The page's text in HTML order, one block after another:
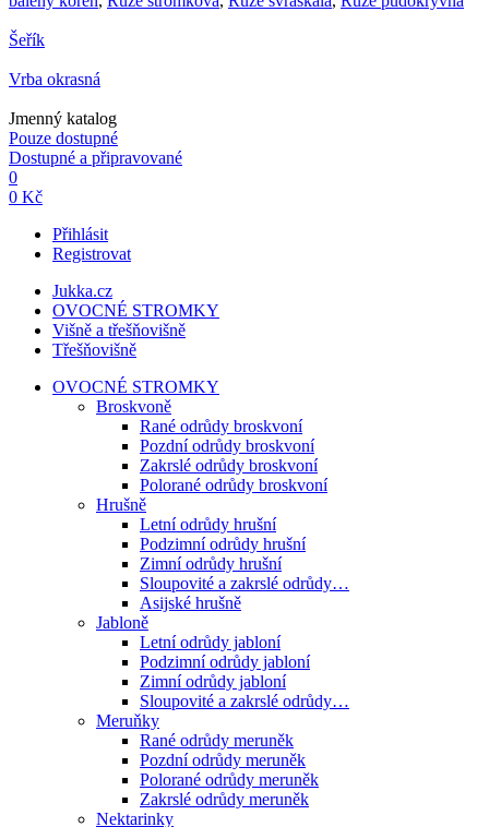
Šeřík
Vrba okrasná
Jmenný katalog
Pouze dostupné
Dostupné a připravované
0
0 Kč
Přihlásit
Registrovat
Jukka.cz
OVOCNÉ STROMKY
Višně a třešňovišně
Třešňovišně
OVOCNÉ STROMKY
Broskvoně
Rané odrůdy broskvoní
Pozdní odrůdy broskvoní
Zakrslé odrůdy broskvoní
Polorané odrůdy broskvoní
Hrušně
Letní odrůdy hrušní
Podzimní odrůdy hrušní
Zimní odrůdy hrušní
Sloupovité a zakrslé odrůdy…
Asijské hrušně
Jabloně
Letní odrůdy jabloní
Podzimní odrůdy jabloní
Zimní odrůdy jabloní
Sloupovité a zakrslé odrůdy…
Meruňky
Rané odrůdy meruněk
Pozdní odrůdy meruněk
Polorané odrůdy meruněk
Zakrslé odrůdy meruněk
Nektarinky